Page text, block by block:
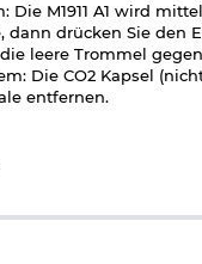
Die M1911 A1 wird
dann drücken Sie
leere Trommel
Die CO2 Kapsel
entfernen.
und Metallgriffstück
A1 CO2 Luftpistole